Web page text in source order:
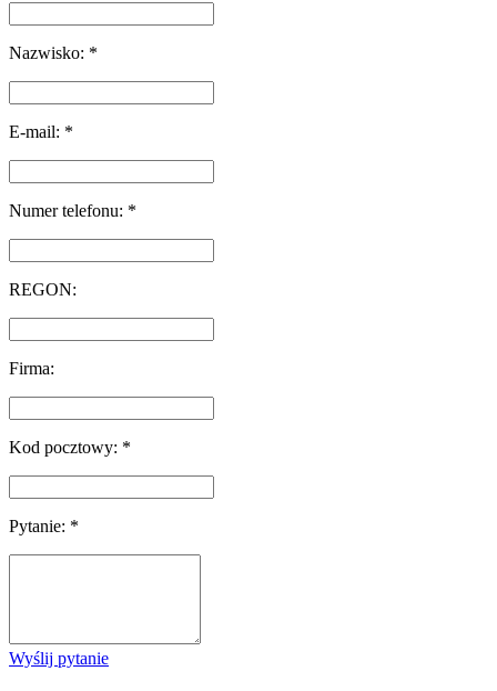
Nazwisko: *
E-mail: *
Numer telefonu: *
REGON:
Firma:
Kod pocztowy: *
Pytanie: *
Wyślij pytanie